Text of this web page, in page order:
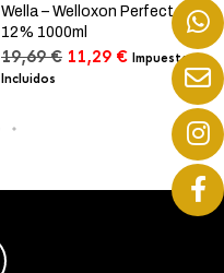
Wella – Welloxon Perfect
12% 1000ml
19,69€ El
11,29 €El
precio
actual
11,29 €.
Impuestos
Incluidos